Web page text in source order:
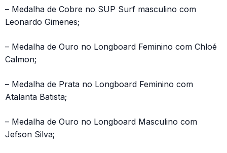
– Medalha de Cobre no SUP Surf masculino com
Leonardo Gimenes;
– Medalha de Ouro no Longboard Feminino com Chloé
Calmon;
– Medalha de Prata no Longboard Feminino com
Atalanta Batista;
– Medalha de Ouro no Longboard Masculino com
Jefson Silva;